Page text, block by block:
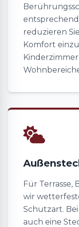
reduzieren
Komfort
Für Terrasse,
wir
Schutzart.
auch eine